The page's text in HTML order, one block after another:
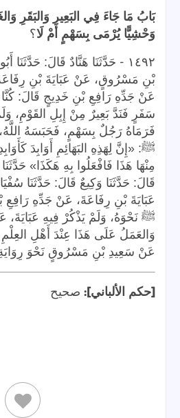
بَابُ مَا جَاءَ فِي البَعِيرِ وَالبَقَرِ
وَحْشِيًّا يُرْمَى بِسَهْمٍ أَمْ لَا؟
١٤٩٢ - حَدَّثَنَا هَنَّادٌ قَالَ: حَدَّثَنَا
بْنِ مَسْرُوقٍ، عَنْ عَبَايَةَ بْنِ
عَنْ جَدِّهِ رَافِعِ بْنِ خَدِيجٍ قَالَ:
سَفَرٍ فَنَدَّ بَعِيرٌ مِنْ إِبِلِ القَوْمِ،
فَرَمَاهُ رَجُلٌ بِسَهْمٍ، فَحَبَسَهُ
ﷺ: «إِنَّ لِهَذِهِ البَهَائِمِ أَوَابِدَ
مِنْهَا هَذَا فَافْعَلُوا بِهِ هَكَذَا»
قَالَ: حَدَّثَنَا وَكِيعٌ قَالَ: حَدَّثَنَا
عَبَايَةَ بْنِ رِفَاعَةَ، عَنْ جَدِّهِ رَافِعِ
ﷺ نَحْوَهُ، وَلَمْ يَذْكُرْ فِيهِ عَبَايَةَ،
وَالعَمَلُ عَلَى هَذَا عِنْدَ أَهْلِ
عَنْ سَعِيدِ بْنِ مَسْرُوقٍ نَحْوَ
[حكم الألباني]: صحيح